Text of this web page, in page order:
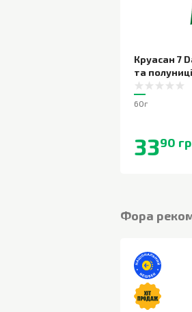
Круасан 7
та полуниці
60г
3390
Фора